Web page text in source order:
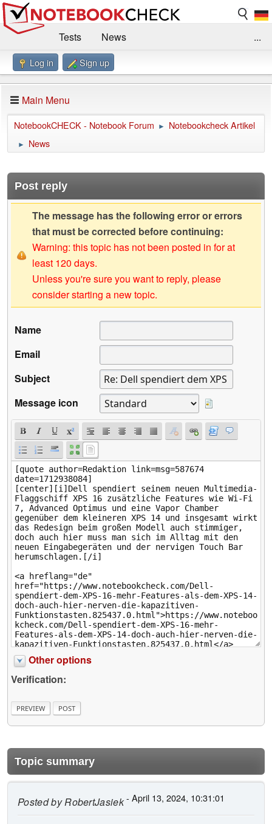
Tests
News
Benchmarks / Technik
Forum
Impressum
...
Log in Sign up
Main Menu
NotebookCHECK - Notebook Forum ► Notebookcheck Artikel
► News
Post reply
The message has the following error or errors
that must be corrected before continuing:
Warning: this topic has not been posted in for at
least 120 days.
Unless you're sure you want to reply, please
consider starting a new topic.
Name
Email
Subject
Message icon
Other options
Verification:
Topic summary
Posted byRobertJasiek- April 13, 2024, 10:31:01